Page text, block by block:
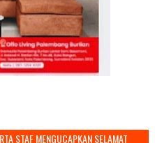
STAF MENGUCAPKAN SELAMAT